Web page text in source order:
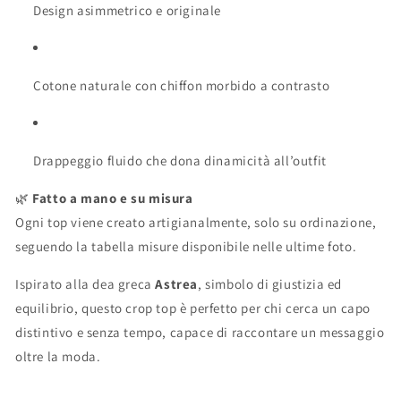
Design asimmetrico e originale
Cotone naturale con chiffon morbido a contrasto
Drappeggio fluido che dona dinamicità all’outfit
🌿 Fatto a mano e su misura
Ogni top viene creato artigianalmente, solo su ordinazione,
seguendo la tabella misure disponibile nelle ultime foto.
Ispirato alla dea grecaAstrea, simbolo di giustizia ed
equilibrio, questo crop top è perfetto per chi cerca un capo
distintivo e senza tempo, capace di raccontare un messaggio
oltre la moda.